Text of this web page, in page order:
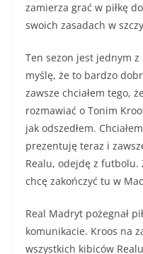
zamierza grać w piłkę
swoich zasadach w
Ten sezon jest jednym
myślę, że to bardzo
zawsze chciałem tego,
rozmawiać o Tonim
jak odszedłem.
prezentuję teraz i
Realu, odejdę z futbolu.
chcę zakończyć tu w
Real Madryt pożegnał
komunikacie. Kroos na
wszystkich kibiców